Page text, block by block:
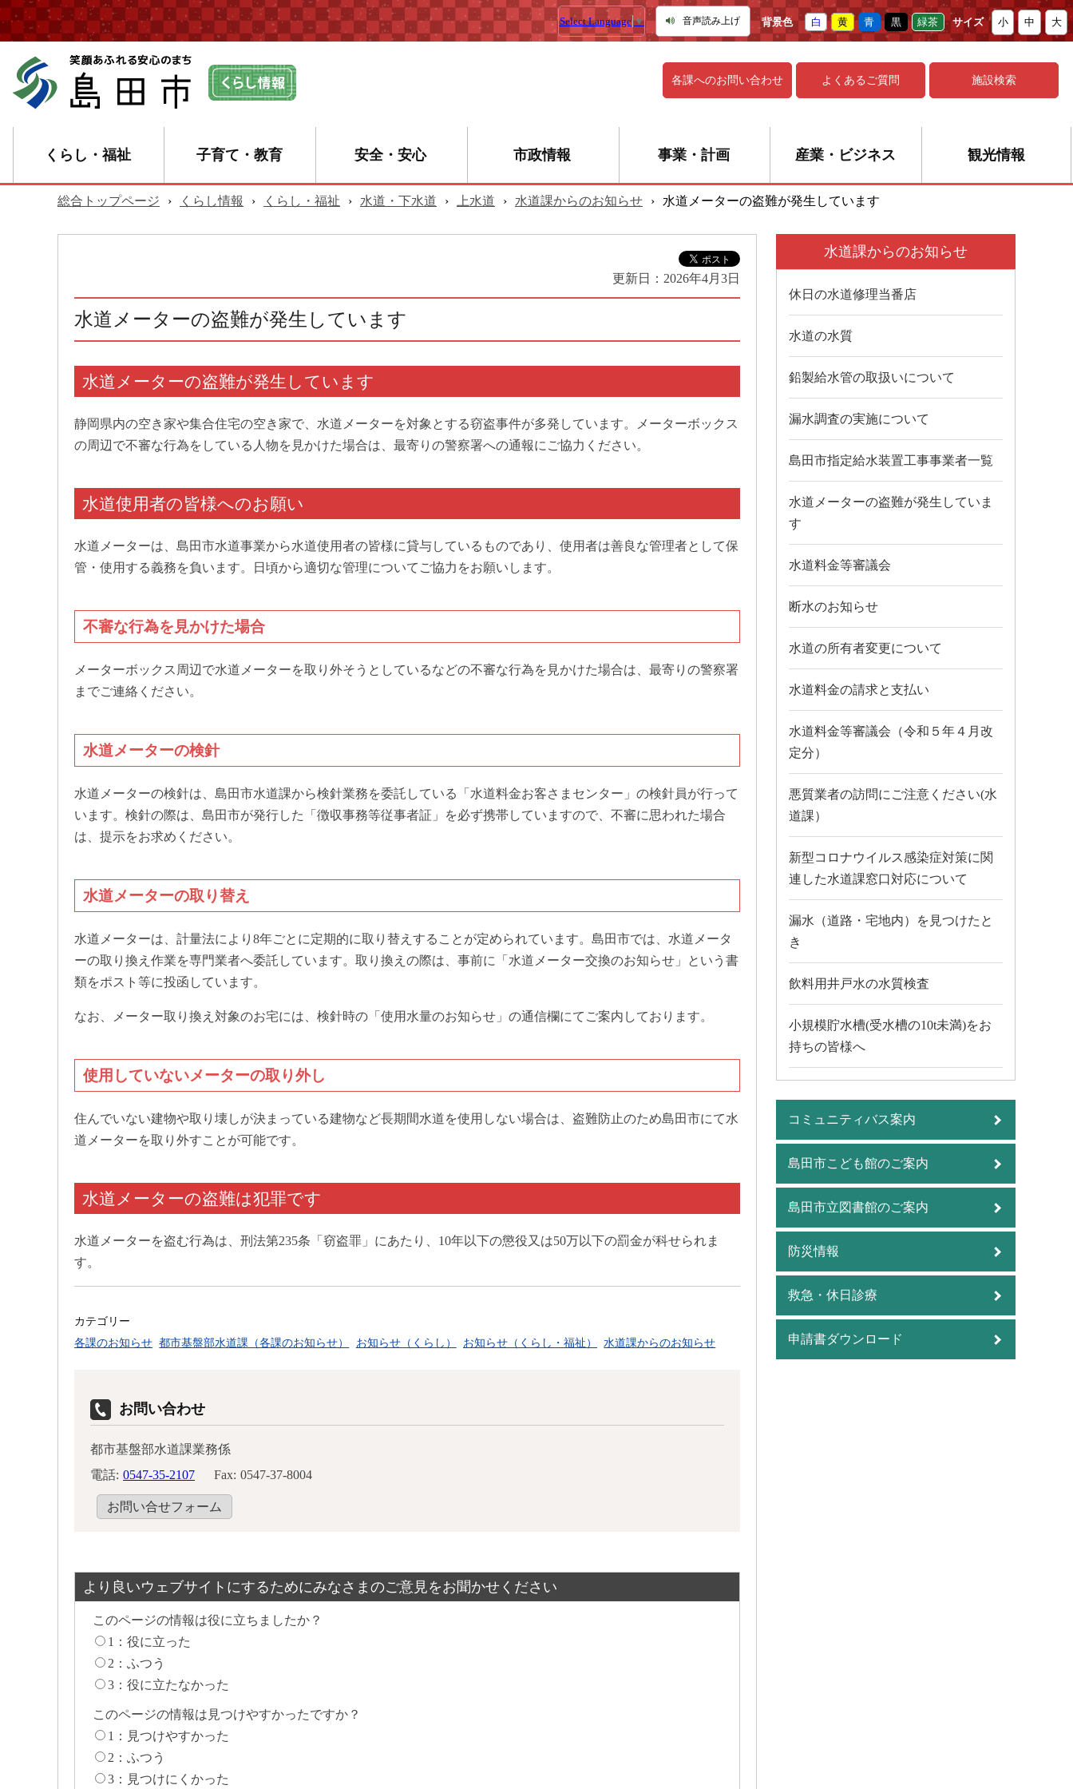
Select Language ▼ 音声読み上げ 背景色 白 黄 青 黒 緑茶 サイズ 小 中 大
各課へのお問い合わせ よくあるご質問 施設検索
くらし・福祉 子育て・教育 安全・安心 市政情報 事業・計画 産業・ビジネス 観光情報
総合トップページ › くらし情報 › くらし・福祉 › 水道・下水道 › 上水道 › 水道課からのお知らせ › 水道メーターの盗難が発生しています
更新日： 2026年4月3日
水道メーターの盗難が発生しています
水道メーターの盗難が発生しています
静岡県内の空き家や集合住宅の空き家で、水道メーターを対象とする窃盗事件が多発しています。メーターボックス
の周辺で不審な行為をしている人物を見かけた場合は、最寄りの警察署への通報にご協力ください。
水道使用者の皆様へのお願い
水道メーターは、島田市水道事業から水道使用者の皆様に貸与しているものであり、使用者は善良な管理者として保
管・使用する義務を負います。日頃から適切な管理についてご協力をお願いします。
不審な行為を見かけた場合
メーターボックス周辺で水道メーターを取り外そうとしているなどの不審な行為を見かけた場合は、最寄りの警察署
までご連絡ください。
水道メーターの検針
水道メーターの検針は、島田市水道課から検針業務を委託している「水道料金お客さまセンター」の検針員が行って
います。検針の際は、島田市が発行した「徴収事務等従事者証」を必ず携帯していますので、不審に思われた場合
は、提示をお求めください。
水道メーターの取り替え
水道メーターは、計量法により8年ごとに定期的に取り替えすることが定められています。島田市では、水道メータ
ーの取り換え作業を専門業者へ委託しています。取り換えの際は、事前に「水道メーター交換のお知らせ」という書
類をポスト等に投函しています。
なお、メーター取り換え対象のお宅には、検針時の「使用水量のお知らせ」の通信欄にてご案内しております。
使用していないメーターの取り外し
住んでいない建物や取り壊しが決まっている建物など長期間水道を使用しない場合は、盗難防止のため島田市にて水
道メーターを取り外すことが可能です。
水道メーターの盗難は犯罪です
水道メーターを盗む行為は、刑法第235条「窃盗罪」にあたり、10年以下の懲役又は50万以下の罰金が科せられま
す。
カテゴリー
各課のお知らせ 都市基盤部水道課（各課のお知らせ） お知らせ（くらし） お知らせ（くらし・福祉） 水道課からのお知らせ
お問い合わせ
都市基盤部水道課業務係
電話: 0547-35-2107 Fax: 0547-37-8004
お問い合せフォーム
より良いウェブサイトにするためにみなさまのご意見をお聞かせください
このページの情報は役に立ちましたか？
1：役に立った
2：ふつう
3：役に立たなかった
このページの情報は見つけやすかったですか？
1：見つけやすかった
2：ふつう
3：見つけにくかった
水道課からのお知らせ
休日の水道修理当番店
水道の水質
鉛製給水管の取扱いについて
漏水調査の実施について
島田市指定給水装置工事事業者一覧
水道メーターの盗難が発生していま
す
水道料金等審議会
断水のお知らせ
水道の所有者変更について
水道料金の請求と支払い
水道料金等審議会（令和５年４月改
定分）
悪質業者の訪問にご注意ください(水
道課）
新型コロナウイルス感染症対策に関
連した水道課窓口対応について
漏水（道路・宅地内）を見つけたと
き
飲料用井戸水の水質検査
小規模貯水槽(受水槽の10t未満)をお
持ちの皆様へ
コミュニティバス案内
島田市こども館のご案内
島田市立図書館のご案内
防災情報
救急・休日診療
申請書ダウンロード